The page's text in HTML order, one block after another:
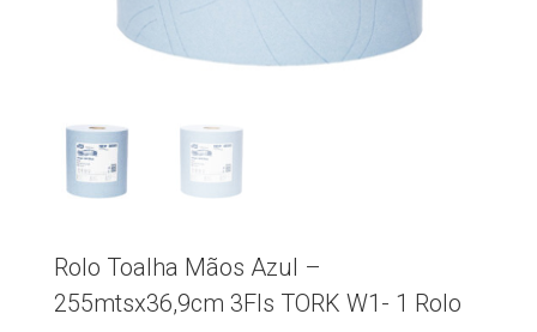
Rolo Toalha Mãos Azul –
255mtsx36,9cm 3Fls TORK W1- 1 Rolo